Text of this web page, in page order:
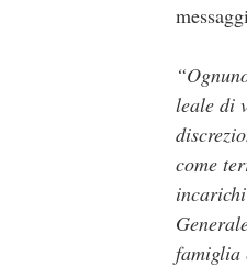
leale di
come
famiglia